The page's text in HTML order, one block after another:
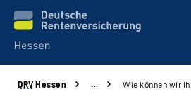
Online-Services
DRV Hessen … Wie können wir